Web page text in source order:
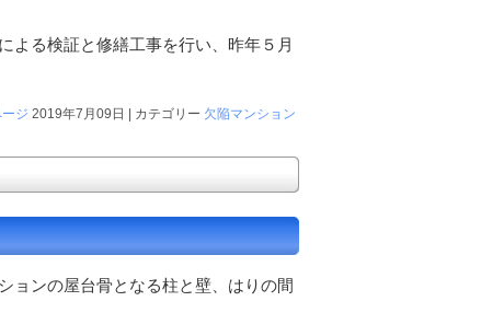
よる検証と修繕工事を行い、昨年５月
ジ 2019年7月09日 | カテゴリー 欠陥マンション
ョンの屋台骨となる柱と壁、はりの間